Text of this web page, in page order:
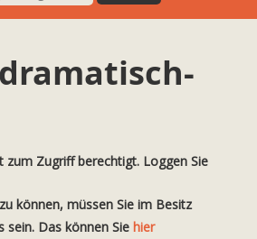
zum Zugriff berechtigt. Loggen Sie
können, müssen Sie im Besitz
sein. Das können Sie hier